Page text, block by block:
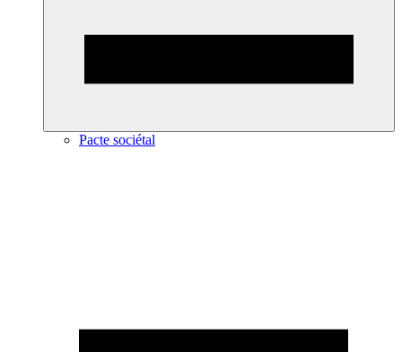
Pacte sociétal